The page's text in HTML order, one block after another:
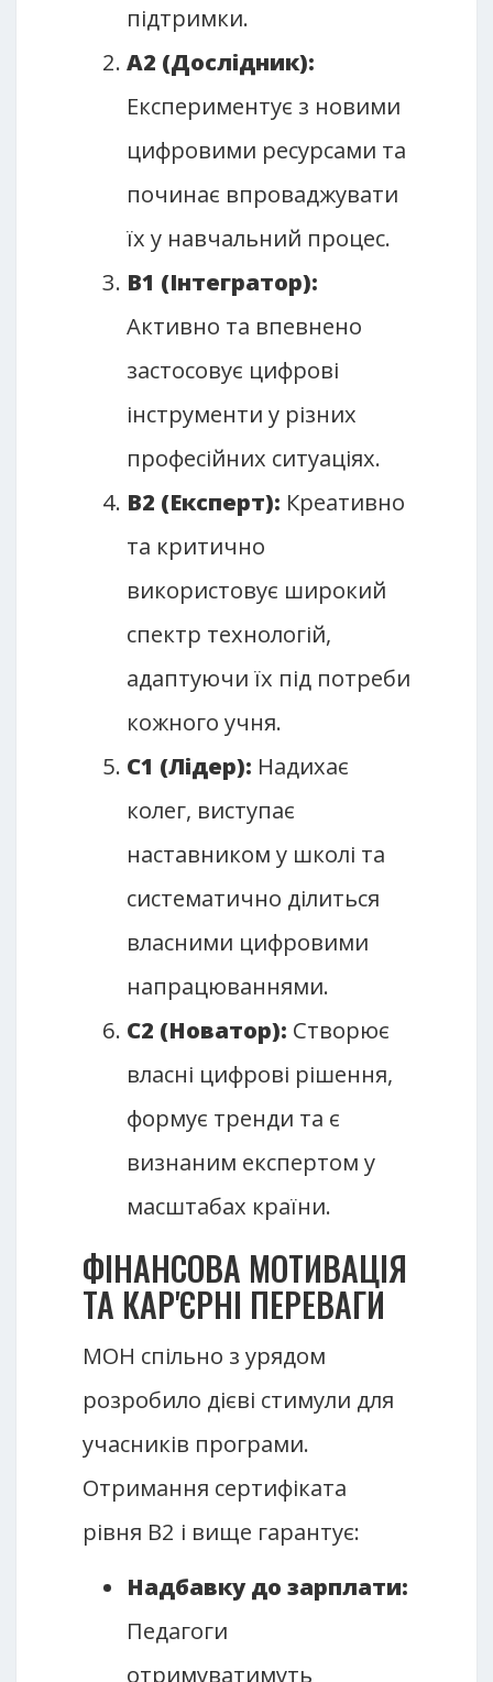
підтримки.
А2 (Дослідник):
Експериментує з новими
цифровими ресурсами та
починає впроваджувати
їх у навчальний процес.
B1 (Інтегратор):
Активно та впевнено
застосовує цифрові
інструменти у різних
професійних ситуаціях.
B2 (Експерт): Креативно
та критично
використовує широкий
спектр технологій,
адаптуючи їх під потреби
кожного учня.
C1 (Лідер): Надихає
колег, виступає
наставником у школі та
систематично ділиться
власними цифровими
напрацюваннями.
C2 (Новатор): Створює
власні цифрові рішення,
формує тренди та є
визнаним експертом у
масштабах країни.
ФІНАНСОВА МОТИВАЦІЯ
ТА КАР'ЄРНІ ПЕРЕВАГИ
МОН спільно з урядом
розробило дієві стимули для
учасників програми.
Отримання сертифіката
рівня B2 і вище гарантує:
Надбавку до зарплати:
Педагоги
отримуватимуть